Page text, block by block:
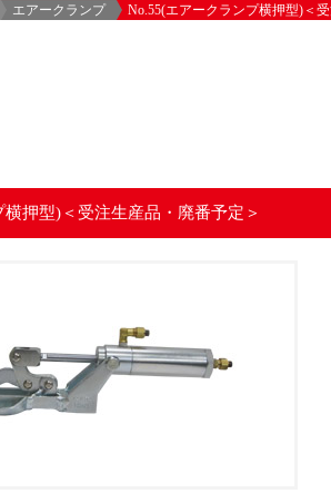
エアークランプ No.55(エアークランプ横押型)＜
押型)＜受注生産品・廃番予定＞